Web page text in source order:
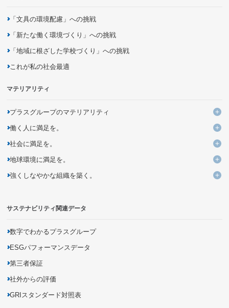
「文具の環境配慮」への挑戦
「新たな働く環境づくり」への挑戦
「地域に根ざした学校づくり」への挑戦
これが私の社会最適
マテリアリティ
プラスグループのマテリアリティ
プ
KPIと進捗
働く人に満足を。
働
よりよい働き方・いごこちのよい環境づくりの追求・提案
多様性を活かす組織への変革
未来につながる人材の育成
社会に満足を。
社
ユニークなデザイン・発想による価値ある商品とサービスの創出
バリューチェーンの変革による新しいビジネスモデルの創造
商品の品質向上・安全性確保
商品に関する情報開示
地域社会とのパートナーシップの促進
地球環境に満足を。
地
企業活動を通じた気候変動問題への取り組み
有害化学物質の把握・削減
生物多様性の保全
強くしなやかな組織を築く。
強
災害に強いインフラの構築
サステナビリティ関連データ
数字でわかるプラスグループ
ESGパフォーマンスデータ
第三者保証
社外からの評価
GRIスタンダード対照表